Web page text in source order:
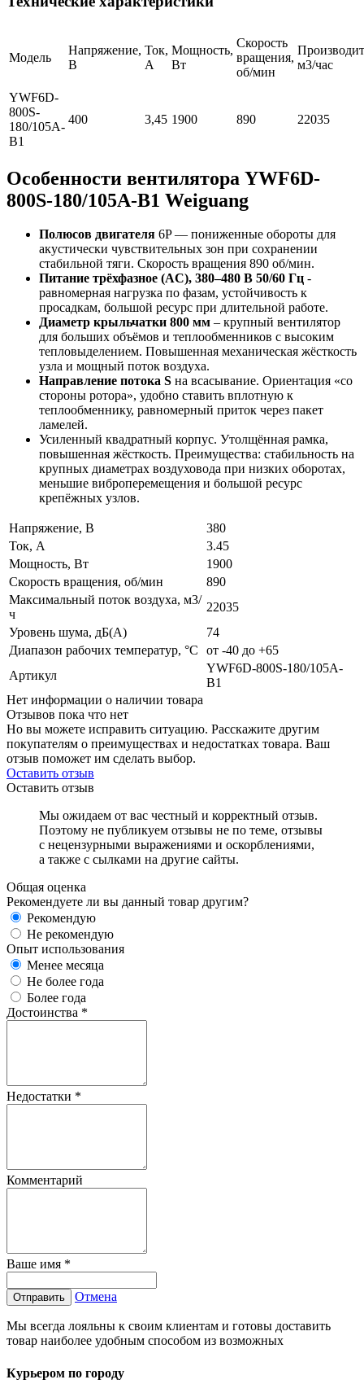
Модель
Напряжение,
В
Ток,
А
Мощность,
Вт
Скорость
вращения,
об/мин
м3/час
YWF6D-
800S-
180/105A-
B1
400 3,45 1900 890 22035
Особенности вентилятора YWF6D-
800S-180/105A-B1 Weiguang
Полюсов двигателя 6P — пониженные обороты для
акустически чувствительных зон при сохранении
стабильной тяги. Скорость вращения 890 об/мин.
Питание трёхфазное (AC), 380–480 В 50/60 Гц -
равномерная нагрузка по фазам, устойчивость к
просадкам, большой ресурс при длительной работе.
Диаметр крыльчатки 800 мм – крупный вентилятор
для больших объёмов и теплообменников с высоким
тепловыделением. Повышенная механическая жёсткость
узла и мощный поток воздуха.
Направление потока S на всасывание. Ориентация «со
стороны ротора», удобно ставить вплотную к
теплообменнику, равномерный приток через пакет
ламелей.
Усиленный квадратный корпус. Утолщённая рамка,
повышенная жёсткость. Преимущества: стабильность на
крупных диаметрах воздуховода при низких оборотах,
меньшие виброперемещения и большой ресурс
крепёжных узлов.
Напряжение, В
380
Ток, А
3.45
Мощность, Вт
1900
Скорость вращения, об/мин
890
Максимальный поток воздуха, м3/
ч
22035
Уровень шума, дБ(А)
74
Диапазон рабочих температур, °C
от -40 до +65
Артикул
YWF6D-800S-180/105A-
B1
Нет информации о наличии товара
Отзывов пока что нет
Но вы можете исправить ситуацию. Расскажите другим
покупателям о преимуществах и недостатках товара. Ваш
отзыв поможет им сделать выбор.
Оставить отзыв
Оставить отзыв
Мы ожидаем от вас честный и корректный отзыв.
Поэтому не публикуем отзывы не по теме, отзывы
с нецензурными выражениями и оскорблениями,
а также с сылками на другие сайты.
Общая оценка
Рекомендуете ли вы данный товар другим?
Рекомендую
Не рекомендую
Опыт использования
Менее месяца
Не более года
Более года
Достоинства *
Недостатки *
Комментарий
Ваше имя *
Отправить Отмена
Мы всегда лояльны к своим клиентам и готовы доставить
товар наиболее удобным способом из возможных
Курьером по городу